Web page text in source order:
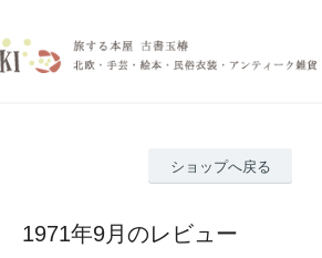
ショップへ戻る
1971年9月のレビュー